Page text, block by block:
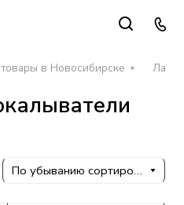
в Новосибирске
По убыванию сортировки